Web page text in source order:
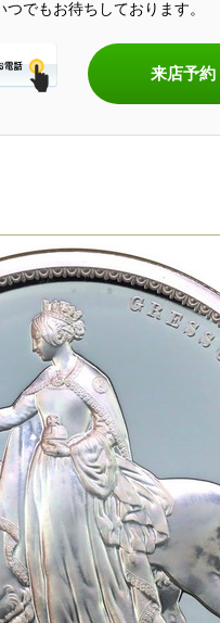
でもお待ちしております。
来店予約